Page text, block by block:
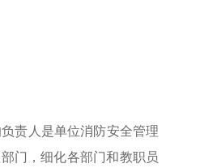
责人是单位消防安全管理
门，细化各部门和教职员